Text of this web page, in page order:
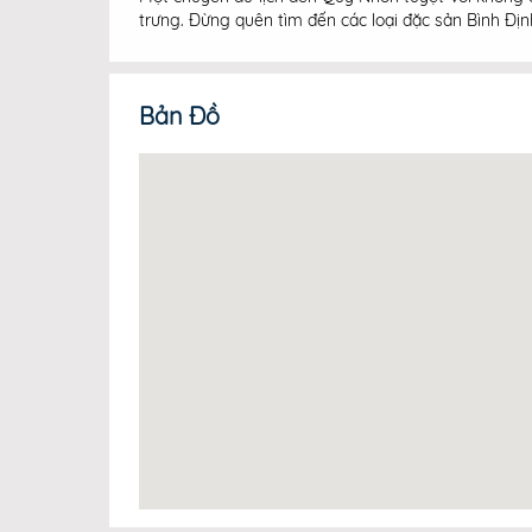
trưng. Đừng quên tìm đến các loại đặc sản Bình
Bản Đồ